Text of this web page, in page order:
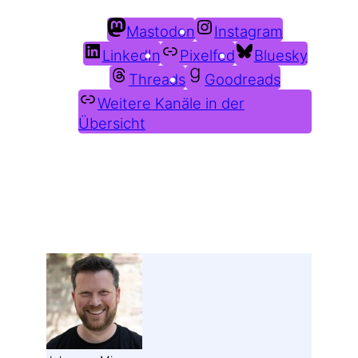
Mastodon
Instagram
LinkedIn
Pixelfed
Bluesky
Threads
Goodreads
Weitere Kanäle in der
Übersicht